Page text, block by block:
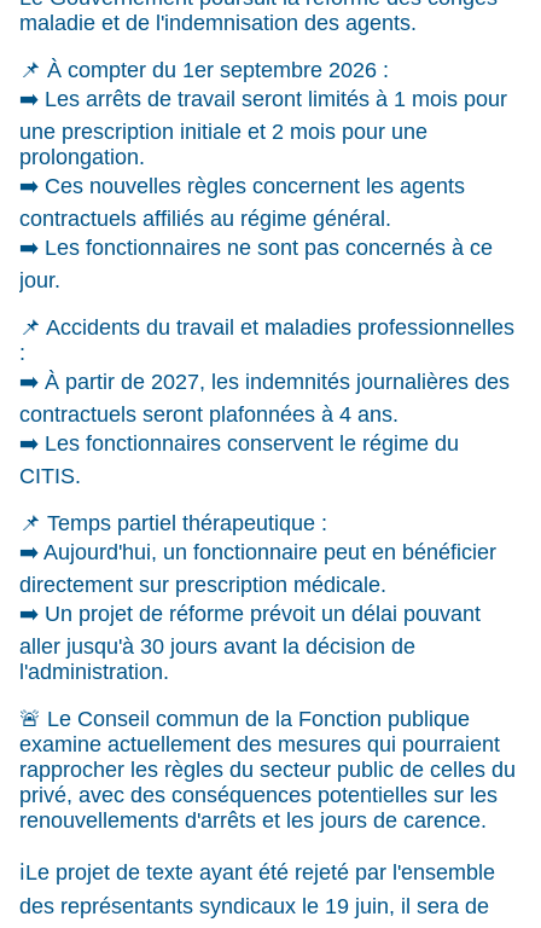
maladie et de l'indemnisation des agents.
📌 À compter du 1er septembre 2026 :
➡️ Les arrêts de travail seront limités à 1 mois pour
une prescription initiale et 2 mois pour une
prolongation.
➡️ Ces nouvelles règles concernent les agents
contractuels affiliés au régime général.
➡️ Les fonctionnaires ne sont pas concernés à ce
jour.
📌 Accidents du travail et maladies professionnelles
:
➡️ À partir de 2027, les indemnités journalières des
contractuels seront plafonnées à 4 ans.
➡️ Les fonctionnaires conservent le régime du
CITIS.
📌 Temps partiel thérapeutique :
➡️ Aujourd'hui, un fonctionnaire peut en bénéficier
directement sur prescription médicale.
➡️ Un projet de réforme prévoit un délai pouvant
aller jusqu'à 30 jours avant la décision de
l'administration.
🚨 Le Conseil commun de la Fonction publique
examine actuellement des mesures qui pourraient
rapprocher les règles du secteur public de celles du
privé, avec des conséquences potentielles sur les
renouvellements d'arrêts et les jours de carence.
ℹ️Le projet de texte ayant été rejeté par l'ensemble
des représentants syndicaux le 19 juin, il sera de